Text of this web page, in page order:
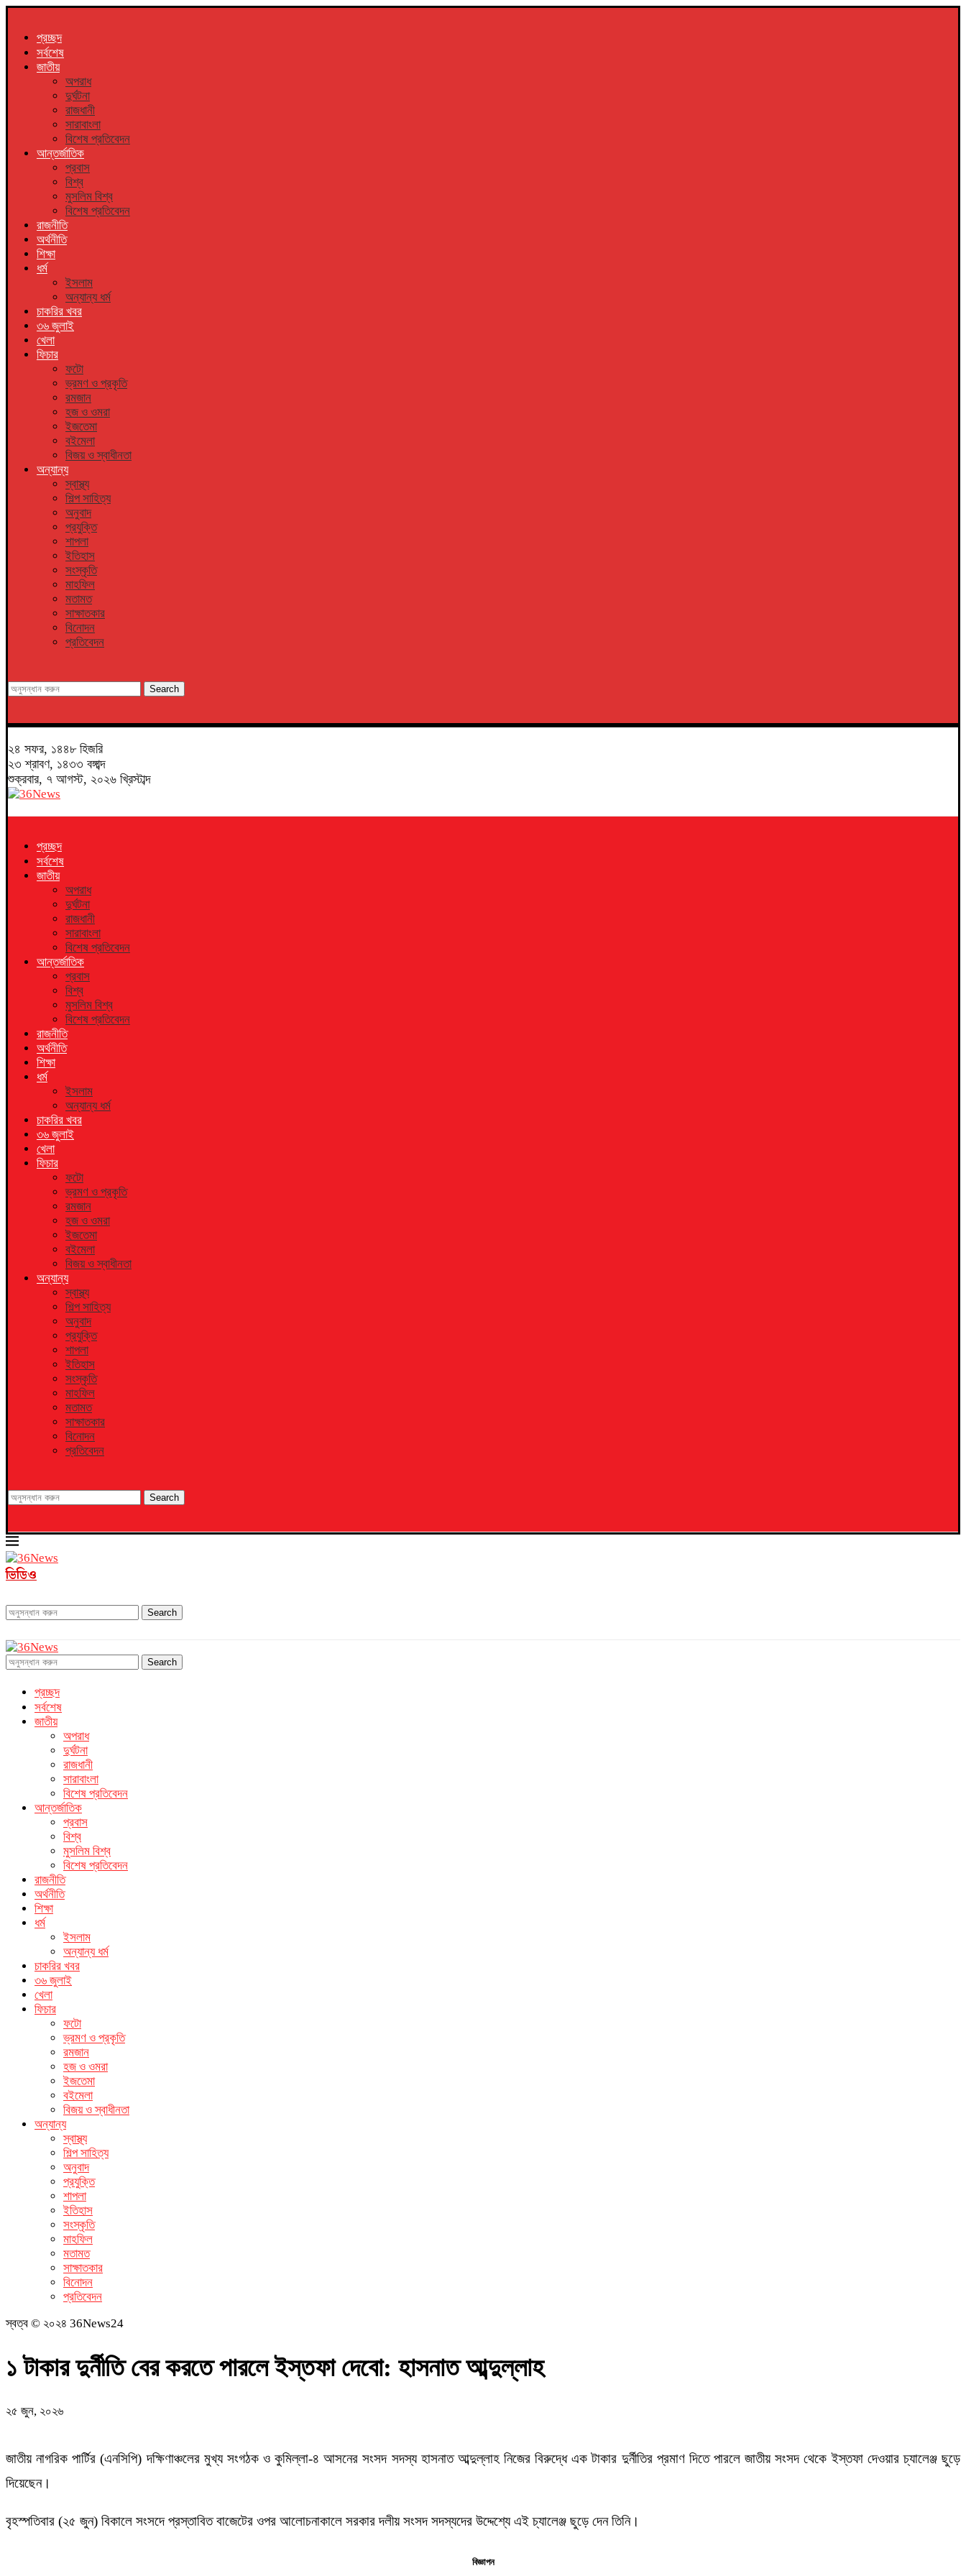
প্রচ্ছদ
সর্বশেষ
জাতীয়
অপরাধ
দুর্ঘটনা
রাজধানী
সারাবাংলা
বিশেষ প্রতিবেদন
আন্তর্জাতিক
প্রবাস
বিশ্ব
মুসলিম বিশ্ব
বিশেষ প্রতিবেদন
রাজনীতি
অর্থনীতি
শিক্ষা
ধর্ম
ইসলাম
অন্যান্য ধর্ম
চাকরির খবর
৩৬ জুলাই
খেলা
ফিচার
ফটো
ভ্রমণ ও প্রকৃতি
রমজান
হজ ও ওমরা
ইজতেমা
বইমেলা
বিজয় ও স্বাধীনতা
অন্যান্য
স্বাস্থ্য
শিল্প সাহিত্য
অনুবাদ
প্রযুক্তি
শাপলা
ইতিহাস
সংস্কৃতি
মাহফিল
মতামত
সাক্ষাতকার
বিনোদন
প্রতিবেদন
Search
২৪ সফর, ১৪৪৮ হিজরি
২৩ শ্রাবণ, ১৪৩৩ বঙ্গাব্দ
শুক্রবার, ৭ আগস্ট, ২০২৬ খ্রিস্টাব্দ
প্রচ্ছদ
সর্বশেষ
জাতীয়
অপরাধ
দুর্ঘটনা
রাজধানী
সারাবাংলা
বিশেষ প্রতিবেদন
আন্তর্জাতিক
প্রবাস
বিশ্ব
মুসলিম বিশ্ব
বিশেষ প্রতিবেদন
রাজনীতি
অর্থনীতি
শিক্ষা
ধর্ম
ইসলাম
অন্যান্য ধর্ম
চাকরির খবর
৩৬ জুলাই
খেলা
ফিচার
ফটো
ভ্রমণ ও প্রকৃতি
রমজান
হজ ও ওমরা
ইজতেমা
বইমেলা
বিজয় ও স্বাধীনতা
অন্যান্য
স্বাস্থ্য
শিল্প সাহিত্য
অনুবাদ
প্রযুক্তি
শাপলা
ইতিহাস
সংস্কৃতি
মাহফিল
মতামত
সাক্ষাতকার
বিনোদন
প্রতিবেদন
Search
ভিডিও
Search
Search
প্রচ্ছদ
সর্বশেষ
জাতীয়
অপরাধ
দুর্ঘটনা
রাজধানী
সারাবাংলা
বিশেষ প্রতিবেদন
আন্তর্জাতিক
প্রবাস
বিশ্ব
মুসলিম বিশ্ব
বিশেষ প্রতিবেদন
রাজনীতি
অর্থনীতি
শিক্ষা
ধর্ম
ইসলাম
অন্যান্য ধর্ম
চাকরির খবর
৩৬ জুলাই
খেলা
ফিচার
ফটো
ভ্রমণ ও প্রকৃতি
রমজান
হজ ও ওমরা
ইজতেমা
বইমেলা
বিজয় ও স্বাধীনতা
অন্যান্য
স্বাস্থ্য
শিল্প সাহিত্য
অনুবাদ
প্রযুক্তি
শাপলা
ইতিহাস
সংস্কৃতি
মাহফিল
মতামত
সাক্ষাতকার
বিনোদন
প্রতিবেদন
স্বত্ব © ২০২৪ 36News24
১ টাকার দুর্নীতি বের করতে পারলে ইস্তফা দেবো: হাসনাত আব্দুল্লাহ
২৫ জুন, ২০২৬
জাতীয় নাগরিক পার্টির (এনসিপি) দক্ষিণাঞ্চলের মুখ্য সংগঠক ও কুমিল্লা-৪ আসনের সংসদ সদস্য হাসনাত আব্দুল্লাহ নিজের বিরুদ্ধে এক টাকার দুর্নীতির প্রমাণ দিতে পারলে জাতীয় সংসদ থেকে ইস্তফা দেওয়ার চ্যালেঞ্জ ছুড়ে
দিয়েছেন।
বৃহস্পতিবার (২৫ জুন) বিকালে সংসদে প্রস্তাবিত বাজেটের ওপর আলোচনাকালে সরকার দলীয় সংসদ সদস্যদের উদ্দেশ্যে এই চ্যালেঞ্জ ছুড়ে দেন তিনি।
বিজ্ঞাপন